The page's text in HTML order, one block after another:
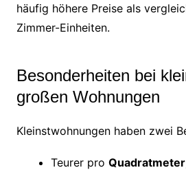
häufig höhere Preise als
Zimmer-Einheiten.
Besonderheiten bei
großen Wohnungen
Kleinstwohnungen haben zwei
Teurer pro Quadratmeter